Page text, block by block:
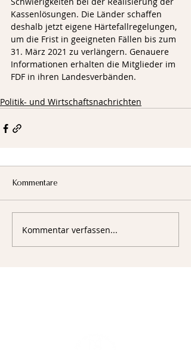
Kassenlösungen. Die Länder schaffen
deshalb jetzt eigene Härtefallregelungen,
um die Frist in geeigneten Fällen bis zum
31. März 2021 zu verlängern. Genauere
Informationen erhalten die Mitglieder im
FDF in ihren Landesverbänden.
Politik- und Wirtschaftsnachrichten
Kommentare
Kommentar verfassen...